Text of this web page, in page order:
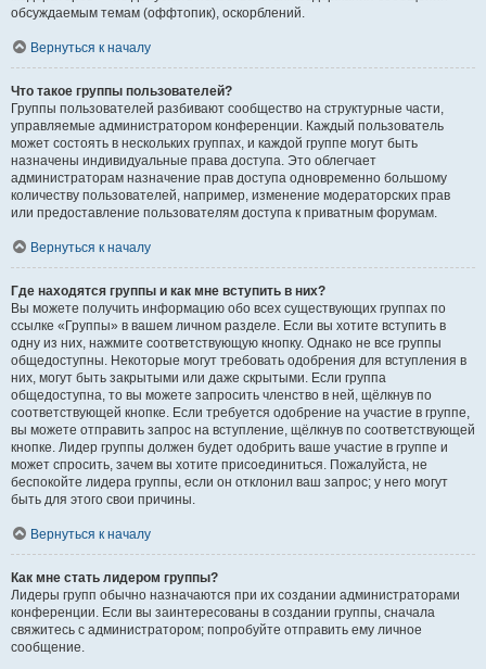
обсуждаемым темам (оффтопик), оскорблений.
Вернуться к началу
Что такое группы пользователей?
Группы пользователей разбивают сообщество на структурные части,
управляемые администратором конференции. Каждый пользователь
может состоять в нескольких группах, и каждой группе могут быть
назначены индивидуальные права доступа. Это облегчает
администраторам назначение прав доступа одновременно большому
количеству пользователей, например, изменение модераторских прав
или предоставление пользователям доступа к приватным форумам.
Вернуться к началу
Где находятся группы и как мне вступить в них?
Вы можете получить информацию обо всех существующих группах по
ссылке «Группы» в вашем личном разделе. Если вы хотите вступить в
одну из них, нажмите соответствующую кнопку. Однако не все группы
общедоступны. Некоторые могут требовать одобрения для вступления в
них, могут быть закрытыми или даже скрытыми. Если группа
общедоступна, то вы можете запросить членство в ней, щёлкнув по
соответствующей кнопке. Если требуется одобрение на участие в группе,
вы можете отправить запрос на вступление, щёлкнув по соответствующей
кнопке. Лидер группы должен будет одобрить ваше участие в группе и
может спросить, зачем вы хотите присоединиться. Пожалуйста, не
беспокойте лидера группы, если он отклонил ваш запрос; у него могут
быть для этого свои причины.
Вернуться к началу
Как мне стать лидером группы?
Лидеры групп обычно назначаются при их создании администраторами
конференции. Если вы заинтересованы в создании группы, сначала
свяжитесь с администратором; попробуйте отправить ему личное
сообщение.